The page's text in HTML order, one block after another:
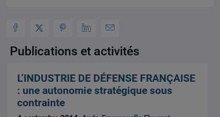
Publications et activités
L’INDUSTRIE DE DÉFENSE FRANÇAISE
: une autonomie stratégique sous
contrainte